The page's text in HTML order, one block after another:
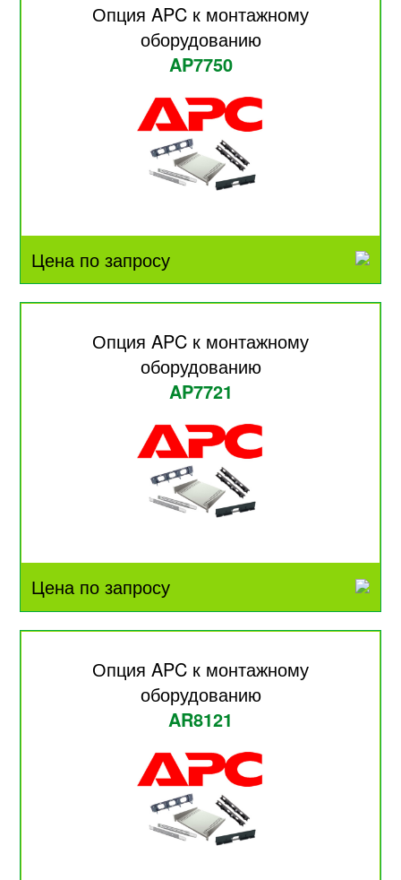
Опция APC к монтажному
оборудованию
AP7750
Цена по запросу
Опция APC к монтажному
оборудованию
AP7721
Цена по запросу
Опция APC к монтажному
оборудованию
AR8121